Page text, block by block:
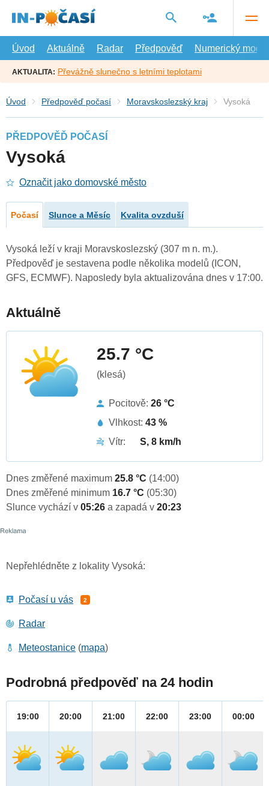
hlavní
Úvod
Aktuálně Radar Předpověď Numerický model
AKTUALITA: Převážně slunečno s letními teplotami
Úvod Předpověď počasí Moravskoslezský kraj Vysoká
PŘEDPOVĚĎ POČASÍ
Vysoká
Označit jako domovské město
Počasí Slunce a Měsíc Kvalita ovzduší
Vysoká leží v kraji Moravskoslezský (307 m n. m.).
Předpověď je sestavena podle několika modelů (ICON,
GFS, ECMWF). Naposledy byla aktualizována dnes v 17:00.
Aktuálně
25.7 °C
(klesá)
Pocitově: 26 °C
Vlhkost: 43 %
Vítr:
S, 8 km/h
Dnes změřené maximum 25.8 °C (14:00)
Dnes změřené minimum 16.7 °C (05:30)
Slunce vychází v 05:26 a zapadá v 20:23
Nepřehlédněte z lokality Vysoká:
Počasí u vás 2
Radar
Meteostanice (mapa)
Podrobná předpověď na 24 hodin
19:00 20:00 21:00 22:00 23:00 00:00